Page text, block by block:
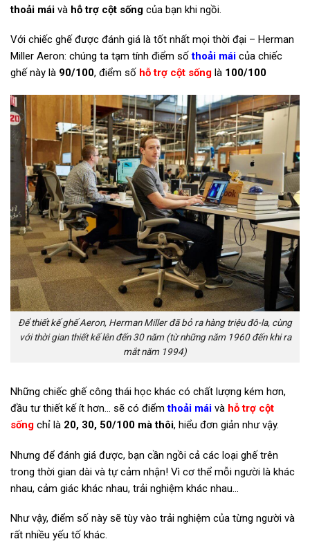
thoải mái và hỗ trợ cột sống của bạn khi ngồi.
Với chiếc ghế được đánh giá là tốt nhất mọi thời đại – Herman
Miller Aeron: chúng ta tạm tính điểm số thoải mái của chiếc
ghế này là 90/100, điểm số hỗ trợ cột sống là 100/100
Để thiết kế ghế Aeron, Herman Miller đã bỏ ra hàng triệu đô-la, cùng
với thời gian thiết kế lên đến 30 năm (từ những năm 1960 đến khi ra
mắt năm 1994)
Những chiếc ghế công thái học khác có chất lượng kém hơn,
đầu tư thiết kế ít hơn… sẽ có điểmthoải mái và hỗ trợ cột
sống chỉ là 20, 30, 50/100 mà thôi, hiểu đơn giản như vậy.
Nhưng để đánh giá được, bạn cần ngồi cả các loại ghế trên
trong thời gian dài và tự cảm nhận! Vì cơ thể mỗi người là khác
nhau, cảm giác khác nhau, trải nghiệm khác nhau…
Như vậy, điểm số này sẽ tùy vào trải nghiệm của từng người và
rất nhiều yếu tố khác.